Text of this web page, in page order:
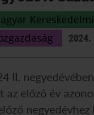
2024.
II.
az előző év